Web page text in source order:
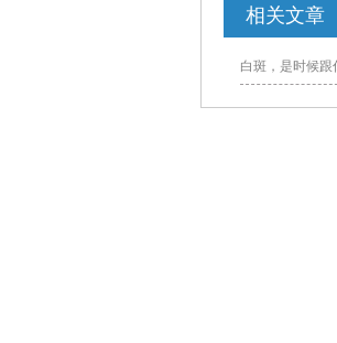
相关文章
白斑，是时候跟